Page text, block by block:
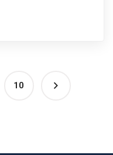
10